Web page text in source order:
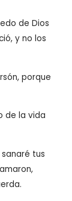
de Dios
y no los
porque
de la vida
tus